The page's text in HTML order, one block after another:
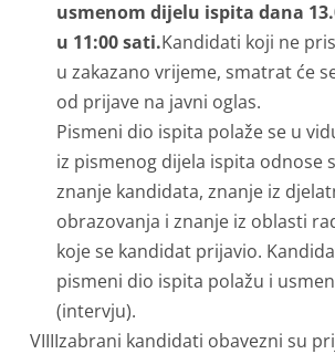
usmenom dijelu ispita dana
u 11:00 sati.Kandidati koji ne
u zakazano vrijeme, smatrat će
od prijave na javni oglas.
Pismeni dio ispita polaže se u
iz pismenog dijela ispita odnose
znanje kandidata, znanje iz
obrazovanja i znanje iz oblasti
koje se kandidat prijavio.
pismeni dio ispita polažu i
(intervju).
VIIIIzabrani kandidati obavezni su